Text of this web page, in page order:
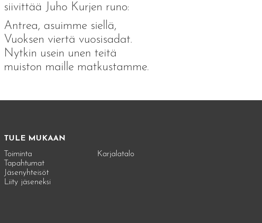
siivittää Juho Kurjen runo:
Antrea, asuimme siellä,
Vuoksen viertä vuosisadat.
Nytkin usein unen teitä
muiston maille matkustamme.
TULE MUKAAN
Toiminta
Tapahtumat
Jäsenyhteisöt
Liity jäseneksi
Karjalatalo